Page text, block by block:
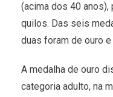
(acima dos 40 anos),
quilos. Das seis
duas foram de ouro
A medalha de ouro
categoria adulto, na